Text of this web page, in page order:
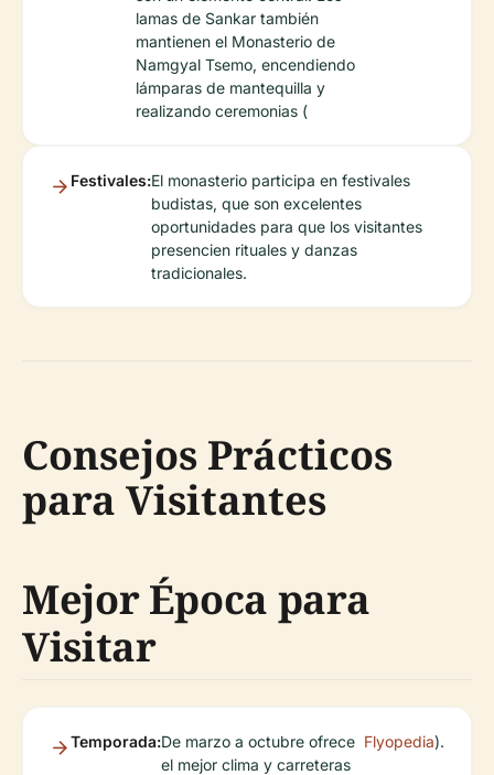
lamas de Sankar también
mantienen el Monasterio de
Namgyal Tsemo, encendiendo
lámparas de mantequilla y
realizando ceremonias (
Festivales:El monasterio participa en festivales
budistas, que son excelentes
oportunidades para que los visitantes
presencien rituales y danzas
tradicionales.
Consejos Prácticos
para Visitantes
Mejor Época para
Visitar
Temporada:De marzo a octubre ofrece
el mejor clima y carreteras
Flyopedia).